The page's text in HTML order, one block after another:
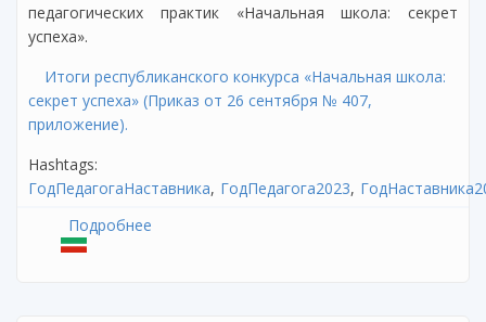
педагогических практик «Начальная школа: секрет
успеха».
Итоги республиканского конкурса «Начальная школа:
секрет успеха» (Приказ от 26 сентября № 407,
приложение).
Hashtags:
ГодПедагогаНаставника ГодПедагога2023
Подробнее